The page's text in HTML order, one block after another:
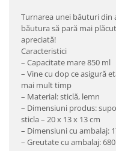
Turnarea unei băuturi din
băutura să pară mai
apreciată!
Caracteristici
– Capacitate mare 850 ml
– Vine cu dop ce asigură
mai mult timp
– Material: sticlă, lemn
– Dimensiuni produs:
sticla – 20 x 13 x 13 cm
– Dimensiuni cu ambalaj:
– Greutate cu ambalaj: